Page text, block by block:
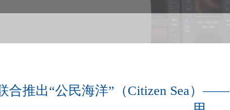
合推出“公民海洋”（Citizen Sea）